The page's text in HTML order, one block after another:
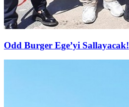
Odd Burger Ege’yi Sallayacak!